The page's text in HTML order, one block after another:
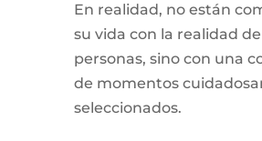
En realidad, no están
su vida con la realidad
personas, sino con una
de momentos
seleccionados.